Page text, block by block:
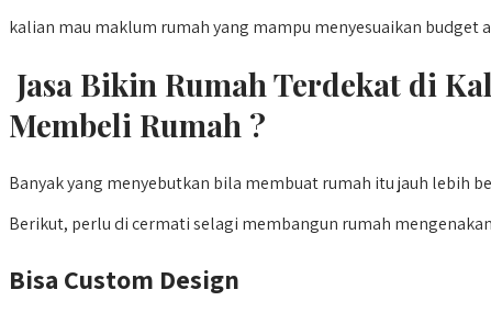
kalian mau maklum rumah yang mampu menyesuaikan budget
Jasa Bikin Rumah Terdekat di
Membeli Rumah ?
Banyak yang menyebutkan bila membuat rumah itu jauh lebih
Berikut, perlu di cermati selagi membangun rumah
Bisa Custom Design